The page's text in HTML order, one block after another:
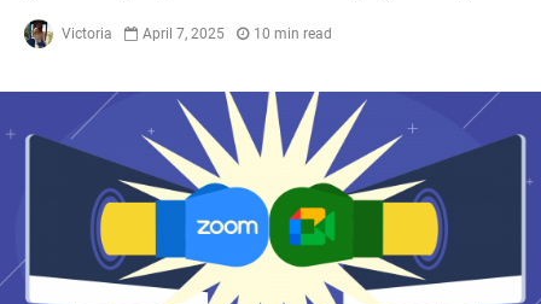
Victoria April 7, 2025 10 min read